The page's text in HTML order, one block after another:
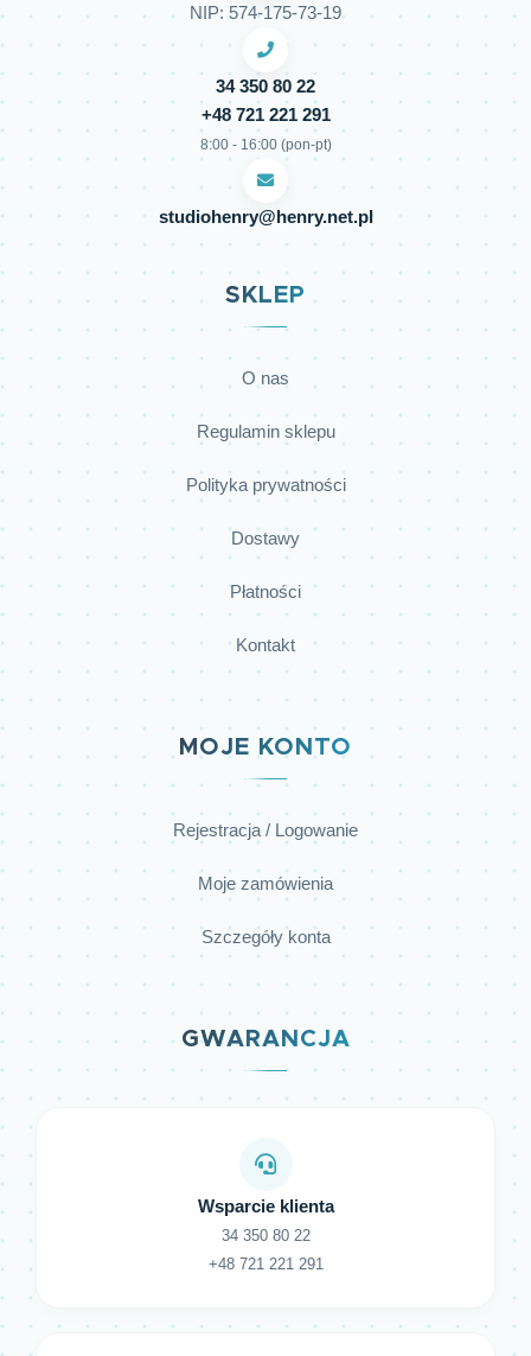
NIP: 574-175-73-19
34 350 80 22
+48 721 221 291
8:00 - 16:00 (pon-pt)
studiohenry@henry.net.pl
SKLEP
O nas
Regulamin sklepu
Polityka prywatności
Dostawy
Płatności
Kontakt
MOJE KONTO
Rejestracja / Logowanie
Moje zamówienia
Szczegóły konta
GWARANCJA
Wsparcie klienta
34 350 80 22
+48 721 221 291